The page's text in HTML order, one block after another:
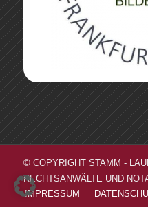
© COPYRIGHT STAMM -
RECHTSANWÄLTE UND
IMPRESSUM